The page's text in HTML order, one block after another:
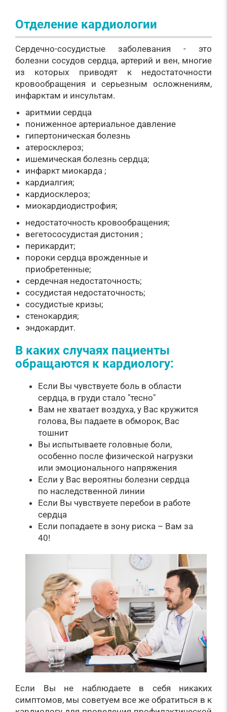
Отделение кардиологии
Сердечно-сосудистые заболевания - это
болезни сосудов сердца, артерий и вен, многие
из которых приводят к недостаточности
кровообращения и серьезным осложнениям,
инфарктам и инсультам.
аритмии сердца
пониженное артериальное давление
гипертоническая болезнь
атеросклероз;
ишемическая болезнь сердца;
инфаркт миокарда ;
кардиалгия;
кардиосклероз;
миокардиодистрофия;
недостаточность кровообращения;
вегетососудистая дистония ;
перикардит;
пороки сердца врожденные и
приобретенные;
сердечная недостаточность;
сосудистая недостаточность;
сосудистые кризы;
стенокардия;
эндокардит.
В каких случаях пациенты
обращаются к кардиологу:
Если Вы чувствуете боль в области
сердца, в груди стало "тесно"
Вам не хватает воздуха, у Вас кружится
голова, Вы падаете в обморок, Вас
тошнит
Вы испытываете головные боли,
особенно после физической нагрузки
или эмоционального напряжения
Если у Вас вероятны болезни сердца
по наследственной линии
Если Вы чувствуете перебои в работе
сердца
Если попадаете в зону риска – Вам за
40!
Если Вы не наблюдаете в себя никаких
симптомов, мы советуем все же обратиться в к